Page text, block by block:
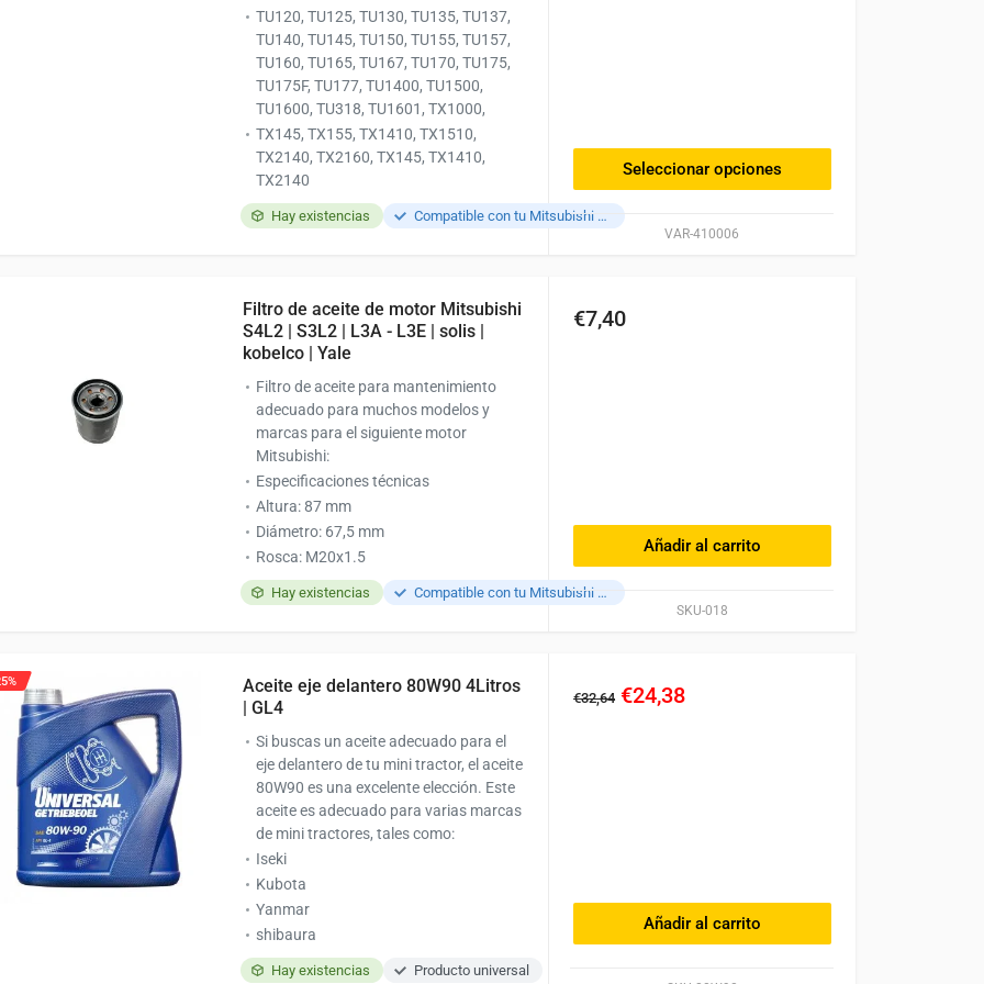
Hay existencias Compatible con tu Mitsubishi L3E
VAR-410006
TU120, TU125, TU130, TU135, TU137,
TU140, TU145, TU150, TU155, TU157,
TU160, TU165, TU167, TU170, TU175,
TU175F, TU177, TU1400, TU1500,
TU1600, TU318, TU1601, TX1000,
TX145, TX155, TX1410, TX1510,
TX2140, TX2160, TX145, TX1410,
TX2140
Seleccionar opciones
Hay existencias Compatible con tu Mitsubishi L3E
SKU-018
Filtro de aceite de motor Mitsubishi
S4L2 | S3L2 | L3A - L3E | solis |
kobelco | Yale
Filtro de aceite para mantenimiento
adecuado para muchos modelos y
marcas para el siguiente motor
Mitsubishi:
Especificaciones técnicas
Altura: 87 mm
Diámetro: 67,5 mm
Rosca: M20x1.5
€7,40
Añadir al carrito
Hay existencias Producto universal
Aceite eje delantero 80W90 4Litros
| GL4
Si buscas un aceite adecuado para el
eje delantero de tu mini tractor, el aceite
80W90 es una excelente elección. Este
aceite es adecuado para varias marcas
de mini tractores, tales como:
Iseki
Kubota
Yanmar
shibaura
€32,64 €24,38
Añadir al carrito